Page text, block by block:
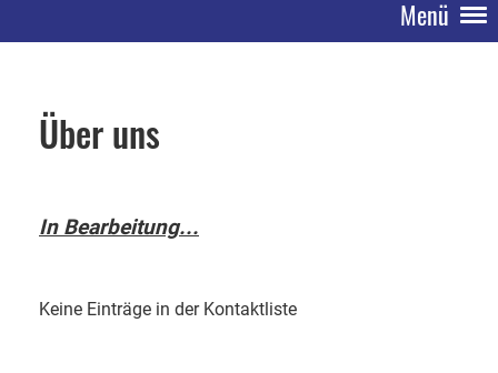
Menü
Über uns
In Bearbeitung...
Keine Einträge in der Kontaktliste